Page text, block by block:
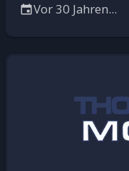
Vor 30 Jahren...